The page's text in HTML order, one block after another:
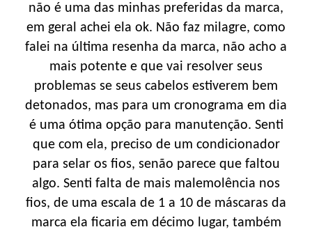
não é uma das minhas preferidas da marca,
em geral achei ela ok. Não faz milagre, como
falei na última resenha da marca, não acho a
mais potente e que vai resolver seus
problemas se seus cabelos estiverem bem
detonados, mas para um cronograma em dia
é uma ótima opção para manutenção. Senti
que com ela, preciso de um condicionador
para selar os fios, senão parece que faltou
algo. Senti falta de mais malemolência nos
fios, de uma escala de 1 a 10 de máscaras da
marca ela ficaria em décimo lugar, também